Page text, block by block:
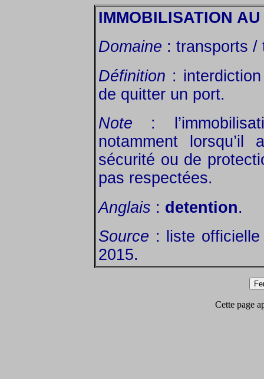
IMMOBILISATION
Domaine : transports /
Définition :
de quitter un port.
Note :
notamment
sécurité ou de
pas respectées.
Anglais : detention.
Source : liste
2015.
Cette page